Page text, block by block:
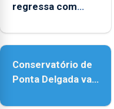
regressa com
acessibilidade
Conservatório de
Ponta Delgada vai